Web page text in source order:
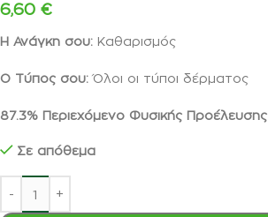
6,60 €
Η Ανάγκη σου: Καθαρισμός
Ο Τύπος σου: Όλοι οι τύποι δέρματος
87.3% Περιεχόμενο Φυσικής Προέλευσης
Σε απόθεμα